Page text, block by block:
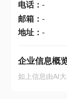
电话： -
邮箱： -
地址： -
企业信息概
如上信息由AI